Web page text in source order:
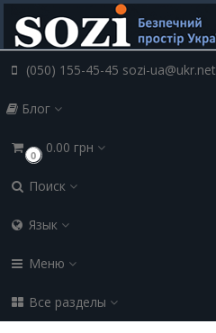
(050) 155-45-45 sozi-ua@ukr.net
Блог
0 0.00 грн
Поиск
Язык
Меню
Все разделы